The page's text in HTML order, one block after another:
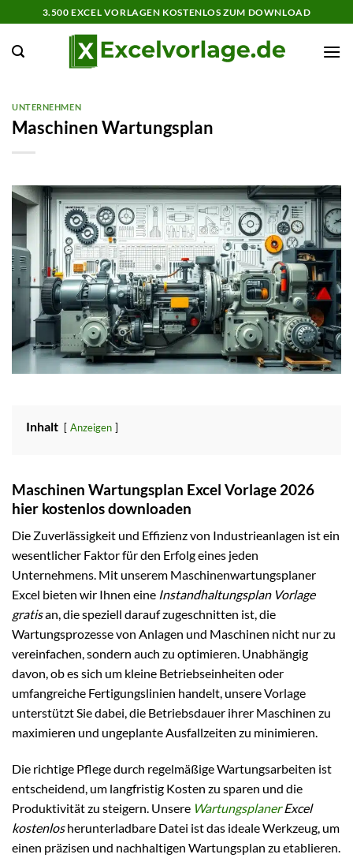
Inhalt
springen
3.500 EXCEL VORLAGEN KOSTENLOS ZUM DOWNLOAD
UNTERNEHMEN
Maschinen Wartungsplan
Inhalt Anzeigen
Maschinen Wartungsplan Excel Vorlage 2026
hier kostenlos downloaden
Die Zuverlässigkeit und Effizienz von Industrieanlagen ist ein
wesentlicher Faktor für den Erfolg eines jeden
Unternehmens. Mit unserem Maschinenwartungsplaner
Excel bieten wir Ihnen eine Instandhaltungsplan Vorlage
gratisan, die speziell darauf zugeschnitten ist, die
Wartungsprozesse von Anlagen und Maschinen nicht nur zu
vereinfachen, sondern auch zu optimieren. Unabhängig
davon, ob es sich um kleine Betriebseinheiten oder
umfangreiche Fertigungslinien handelt, unsere Vorlage
unterstützt Sie dabei, die Betriebsdauer ihrer Maschinen zu
maximieren und ungeplante Ausfallzeiten zu minimieren.
Die richtige Pflege durch regelmäßige Wartungsarbeiten ist
entscheidend, um langfristig Kosten zu sparen und die
Produktivität zu steigern. Unsere WartungsplanerExcel
kostenlosherunterladbare Datei ist das ideale Werkzeug, um
einen präzisen und nachhaltigen Wartungsplan zu etablieren.